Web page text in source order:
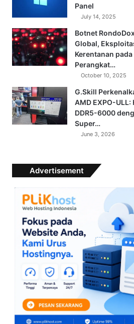
Panel
July 14, 2025
Botnet
Global,
Kerentanan
Perangkat…
October 10, 2025
G.Skill
AMD EXPO-ULL:
DDR5-6000
Super…
June 3, 2026
Advertisement